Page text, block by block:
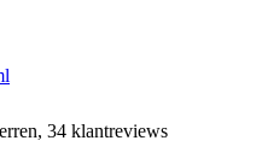
34 klantreviews